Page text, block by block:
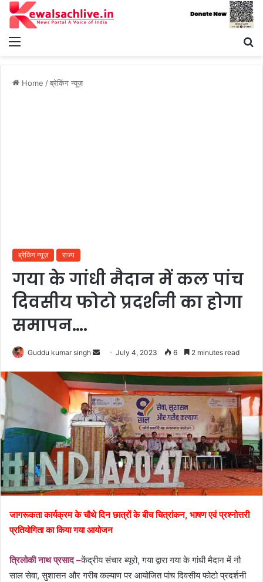
Menu
Home /ब्रेकिंग न्यूज़
ब्रेकिंग न्यूज़ राज्य
गया के गांधी मैदान में कल पांच
दिवसीय फोटो प्रदर्शनी का होगा
समापन….
Guddu kumar singh
SendJuly 4, 2023 6 2 minutes read
जागरूकता कार्यक्रम के चौथे दिन छात्रों के बीच चित्रांकन, भाषण एवं प्रश्नोत्तरी
प्रतियोगिता का किया गया आयोजन
त्रिलोकी नाथ प्रसाद –केंद्रीय संचार ब्यूरो, गया द्वारा गया के गांधी मैदान में नौ
साल सेवा, सुशासन और गरीब कल्याण पर आयोजित पांच दिवसीय फोटो प्रदर्शनी